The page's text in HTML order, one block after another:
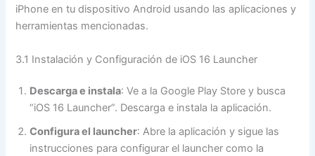
iPhone en tu dispositivo Android usando las aplicaciones y
herramientas mencionadas.
3.1 Instalación y Configuración de iOS 16 Launcher
Descarga e instala: Ve a la Google Play Store y busca
“iOS 16 Launcher”. Descarga e instala la aplicación.
Configura el launcher: Abre la aplicación y sigue las
instrucciones para configurar el launcher como la